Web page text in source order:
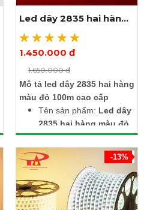
giá 100.000đ / dây khi
mua 1 cuộn led
Xem thêm ảnh
Led dây 2835 hai hàng
màu đỏ 100m
1.450.000 đ
1.650.000 đ
Mô tả led dây 2835 hai hàng
màu đỏ 100m cao cấp
Tên sản phẩm: Led dây
2835 hai hàng màu đỏ
100m
Điện áp: 220V
Kích thước: Rộng 12mm
x dày 5mm x dài 100m
Chip led: SMD2835
Số lượng led: 120 led/m
-13%